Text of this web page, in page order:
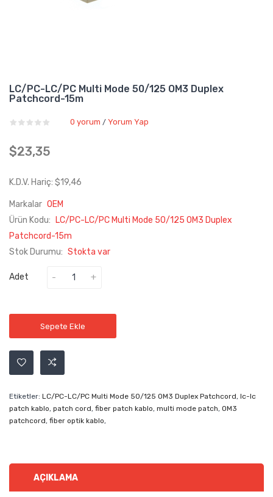
LC/PC-LC/PC Multi Mode 50/125 OM3 Duplex
Patchcord-15m
0 yorum / Yorum Yap
$23,35
K.D.V. Hariç: $19,46
Markalar OEM
Ürün Kodu:
LC/PC-LC/PC Multi Mode 50/125 OM3 Duplex
Patchcord-15m
Stok Durumu: Stokta var
Adet
Sepete Ekle
Etiketler: LC/PC-LC/PC Multi Mode 50/125 OM3 Duplex Patchcord, lc-lc
patch kablo, patch cord, fiber patch kablo, multi mode patch, OM3
patchcord, fiber optik kablo,
AÇIKLAMA